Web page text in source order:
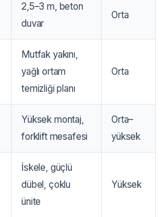
2,5–3 m, beton
duvar
Orta
Mutfak yakını,
yağlı ortam
temizliği planı
Orta
Yüksek montaj,
forklift mesafesi
Orta–
yüksek
İskele, güçlü
dübel, çoklu
ünite
Yüksek